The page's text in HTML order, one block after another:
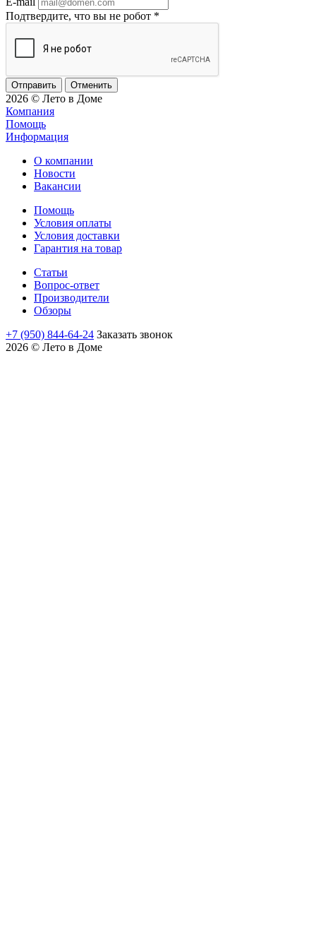
Подтвердите, что вы не робот *
Отменить
2026 © Лето в Доме
Компания
Помощь
Информация
О компании
Новости
Вакансии
Помощь
Условия оплаты
Условия доставки
Гарантия на товар
Статьи
Вопрос-ответ
Производители
Обзоры
+7 (950) 844-64-24 Заказать звонок
2026 © Лето в Доме